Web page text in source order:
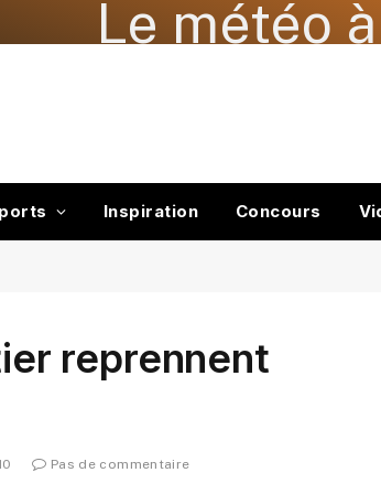
Le météo
Inspiration Concours
reprennent
Pas de commentaire